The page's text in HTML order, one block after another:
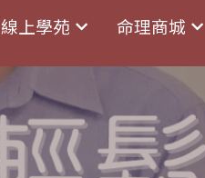
線上學苑 命理商城
線上學苑 命理商城